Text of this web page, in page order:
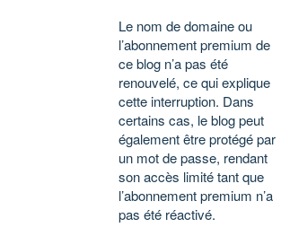
Le nom de domaine ou
l’abonnement premium de
ce blog n’a pas été
renouvelé, ce qui explique
cette interruption. Dans
certains cas, le blog peut
également être protégé par
un mot de passe, rendant
son accès limité tant que
l’abonnement premium n’a
pas été réactivé.